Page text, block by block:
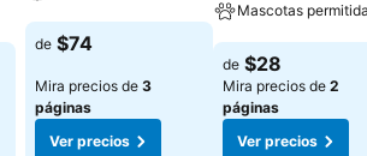
Ver precios
de $74
Mira precios de 3
páginas
Ver precios
Mascotas
Ver precios
de $28
Mira precios de 2
páginas
Ver precios